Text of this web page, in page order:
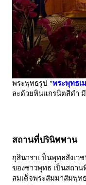
พระพุทธรูป "พระพุทธเ
ละด้วยหินแกรนิตสีดำ มี
สถานที่ปรินิพพาน
กุสินาราเ ป็นพุทธสังเว
ของชาวพุทธ เป็นสถา
สมเด็จพระสัมมาสัมพุท